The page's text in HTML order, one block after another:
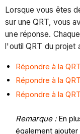
Lorsque vous êtes
sur une QRT, vous
une réponse.
l'outil QRT du projet
Répondre à la
Répondre à la
Répondre à la
Remarque :En
également ajouter